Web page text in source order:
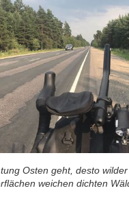
Osten geht, desto
weichen dichten